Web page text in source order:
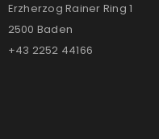
Erzherzog Rainer Ring 1
2500 Baden
+43 2252 44166